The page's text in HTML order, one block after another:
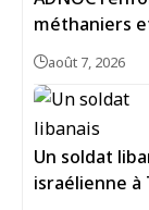
méthaniers
août 7, 2026
Un soldat
israélienne à